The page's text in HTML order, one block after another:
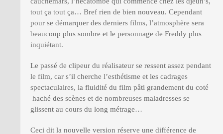
tout ça tout ça… Bref rien de bien nouveau. Cependant
pour se démarquer des derniers films, l’atmosphère sera
beaucoup plus sombre et le personnage de Freddy plus
inquiétant.
Le passé de clipeur du réalisateur se ressent assez pendant
le film, car s’il cherche l’esthétisme et les cadrages
spectaculaires, la fluidité du film pâti grandement du coté
haché des scènes et de nombreuses maladresses se
glissent au cours du long métrage…
Ceci dit la nouvelle version réserve une différence de